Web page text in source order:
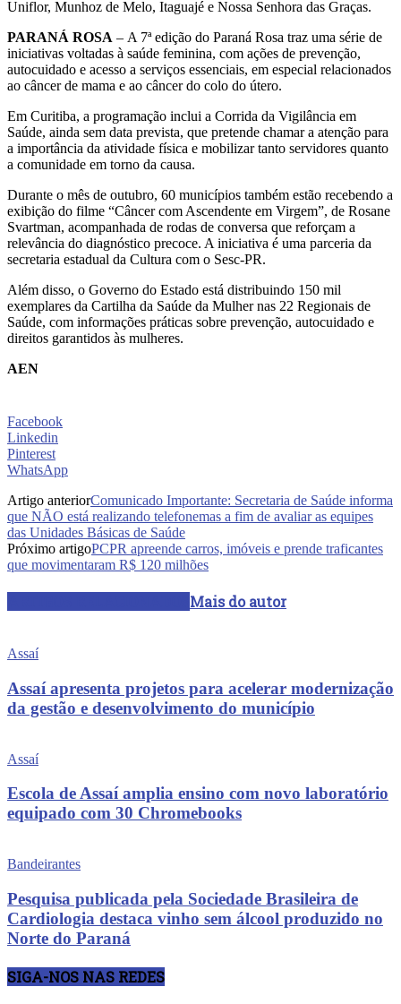
Uniflor, Munhoz de Melo, Itaguajé e Nossa Senhora das Graças.
PARANÁ ROSA – A 7ª edição do Paraná Rosa traz uma série de
iniciativas voltadas à saúde feminina, com ações de prevenção,
autocuidado e acesso a serviços essenciais, em especial relacionados
ao câncer de mama e ao câncer do colo do útero.
Em Curitiba, a programação inclui a Corrida da Vigilância em
Saúde, ainda sem data prevista, que pretende chamar a atenção para
a importância da atividade física e mobilizar tanto servidores quanto
a comunidade em torno da causa.
Durante o mês de outubro, 60 municípios também estão recebendo a
exibição do filme “Câncer com Ascendente em Virgem”, de Rosane
Svartman, acompanhada de rodas de conversa que reforçam a
relevância do diagnóstico precoce. A iniciativa é uma parceria da
secretaria estadual da Cultura com o Sesc-PR.
Além disso, o Governo do Estado está distribuindo 150 mil
exemplares da Cartilha da Saúde da Mulher nas 22 Regionais de
Saúde, com informações práticas sobre prevenção, autocuidado e
direitos garantidos às mulheres.
AEN
Facebook
Linkedin
Pinterest
WhatsApp
Artigo anteriorComunicado Importante: Secretaria de Saúde informa
que NÃO está realizando telefonemas a fim de avaliar as equipes
das Unidades Básicas de Saúde
Próximo artigoPCPR apreende carros, imóveis e prende traficantes
que movimentaram R$ 120 milhões
Mais do autor
Assaí
Assaí apresenta projetos para acelerar modernização
da gestão e desenvolvimento do município
Assaí
Escola de Assaí amplia ensino com novo laboratório
equipado com 30 Chromebooks
Bandeirantes
Pesquisa publicada pela Sociedade Brasileira de
Cardiologia destaca vinho sem álcool produzido no
Norte do Paraná
SIGA-NOS NAS REDES